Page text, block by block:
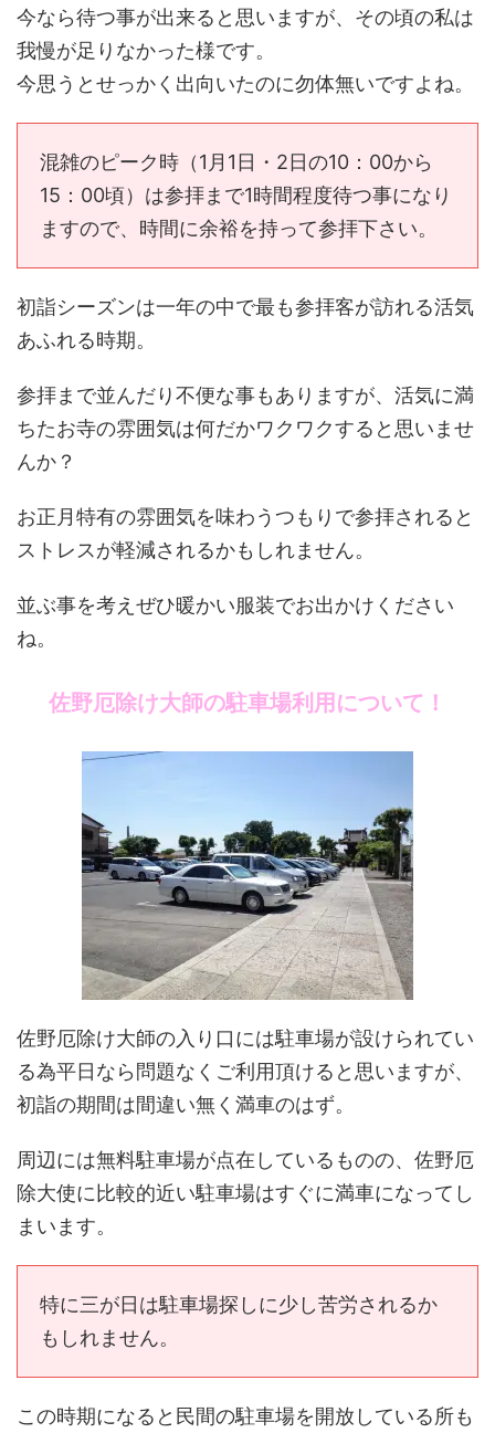
今なら待つ事が出来ると思いますが、その頃の私は
我慢が足りなかった様です。
今思うとせっかく出向いたのに勿体無いですよね。
混雑のピーク時（1月1日・2日の10：00から
15：00頃）は参拝まで1時間程度待つ事になり
ますので、時間に余裕を持って参拝下さい。
初詣シーズンは一年の中で最も参拝客が訪れる活気
あふれる時期。
参拝まで並んだり不便な事もありますが、活気に満
ちたお寺の雰囲気は何だかワクワクすると思いませ
んか？
お正月特有の雰囲気を味わうつもりで参拝されると
ストレスが軽減されるかもしれません。
並ぶ事を考えぜひ暖かい服装でお出かけください
ね。
佐野厄除け大師の駐車場利用について！
佐野厄除け大師の入り口には駐車場が設けられてい
る為平日なら問題なくご利用頂けると思いますが、
初詣の期間は間違い無く満車のはず。
周辺には無料駐車場が点在しているものの、佐野厄
除大使に比較的近い駐車場はすぐに満車になってし
まいます。
特に三が日は駐車場探しに少し苦労されるか
もしれません。
この時期になると民間の駐車場を開放している所も